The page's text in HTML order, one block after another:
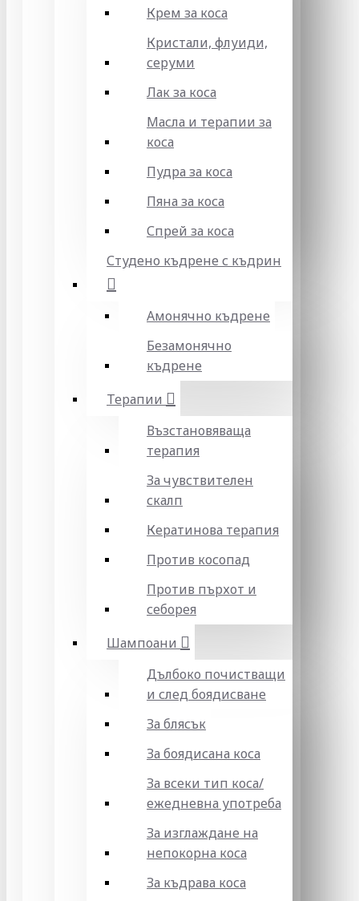
Крем за коса
Кристали, флуиди,
серуми
Лак за коса
Масла и терапии за
коса
Пудра за коса
Пяна за коса
Спрей за коса
Студено къдрене с къдрин
Амонячно къдрене
Безамонячно
къдрене
Терапии
Възстановяваща
терапия
За чувствителен
скалп
Кератинова терапия
Против косопад
Против пърхот и
себорея
Шампоани
Дълбоко почистващи
и след боядисване
За блясък
За боядисана коса
За всеки тип коса/
ежедневна употреба
За изглаждане на
непокорна коса
За къдрава коса